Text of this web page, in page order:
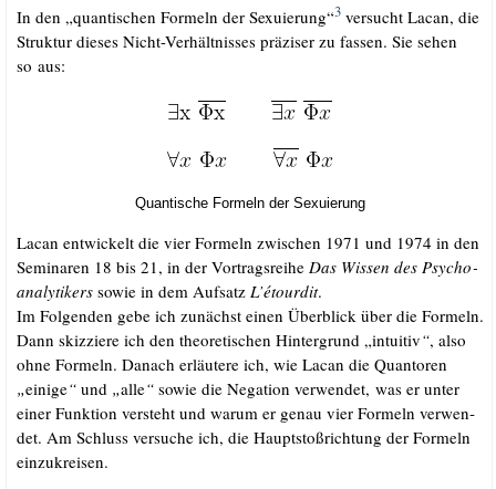
In den „quan­ti­schen For­meln der Sexu­ie­rung“3ver­sucht Lacan, die
Struk­tur die­ses Nicht-Ver­hält­nis­ses prä­zi­ser zu fas­sen. Sie sehen
so aus:
Quan­ti­sche For­meln der Sexuierung
Lacan ent­wi­ckelt die vier For­meln zwi­schen 1971 und 1974 in den
Semi­na­ren 18 bis 21, in der Vor­trags­rei­he Das Wis­sen des Psy­cho­
ana­ly­ti­kerssowie in dem Auf­satz L’é­tour­dit.
Im Fol­gen­den gebe ich zunächst einen Über­blick über die For­meln.
Dann skiz­zie­re ich den theo­re­ti­schen Hin­ter­grund „intui­tiv“, also
ohne For­meln. Danach erläu­te­re ich, wie Lacan die Quan­to­ren
„eini­ge“und „alle“ sowie die Nega­ti­on ver­wen­det, was er unter
einer Funk­ti­on ver­steht und war­um er genau vier For­meln ver­wen­
det. Am Schluss ver­su­che ich, die Haupt­stoß­rich­tung der For­meln
einzukreisen.